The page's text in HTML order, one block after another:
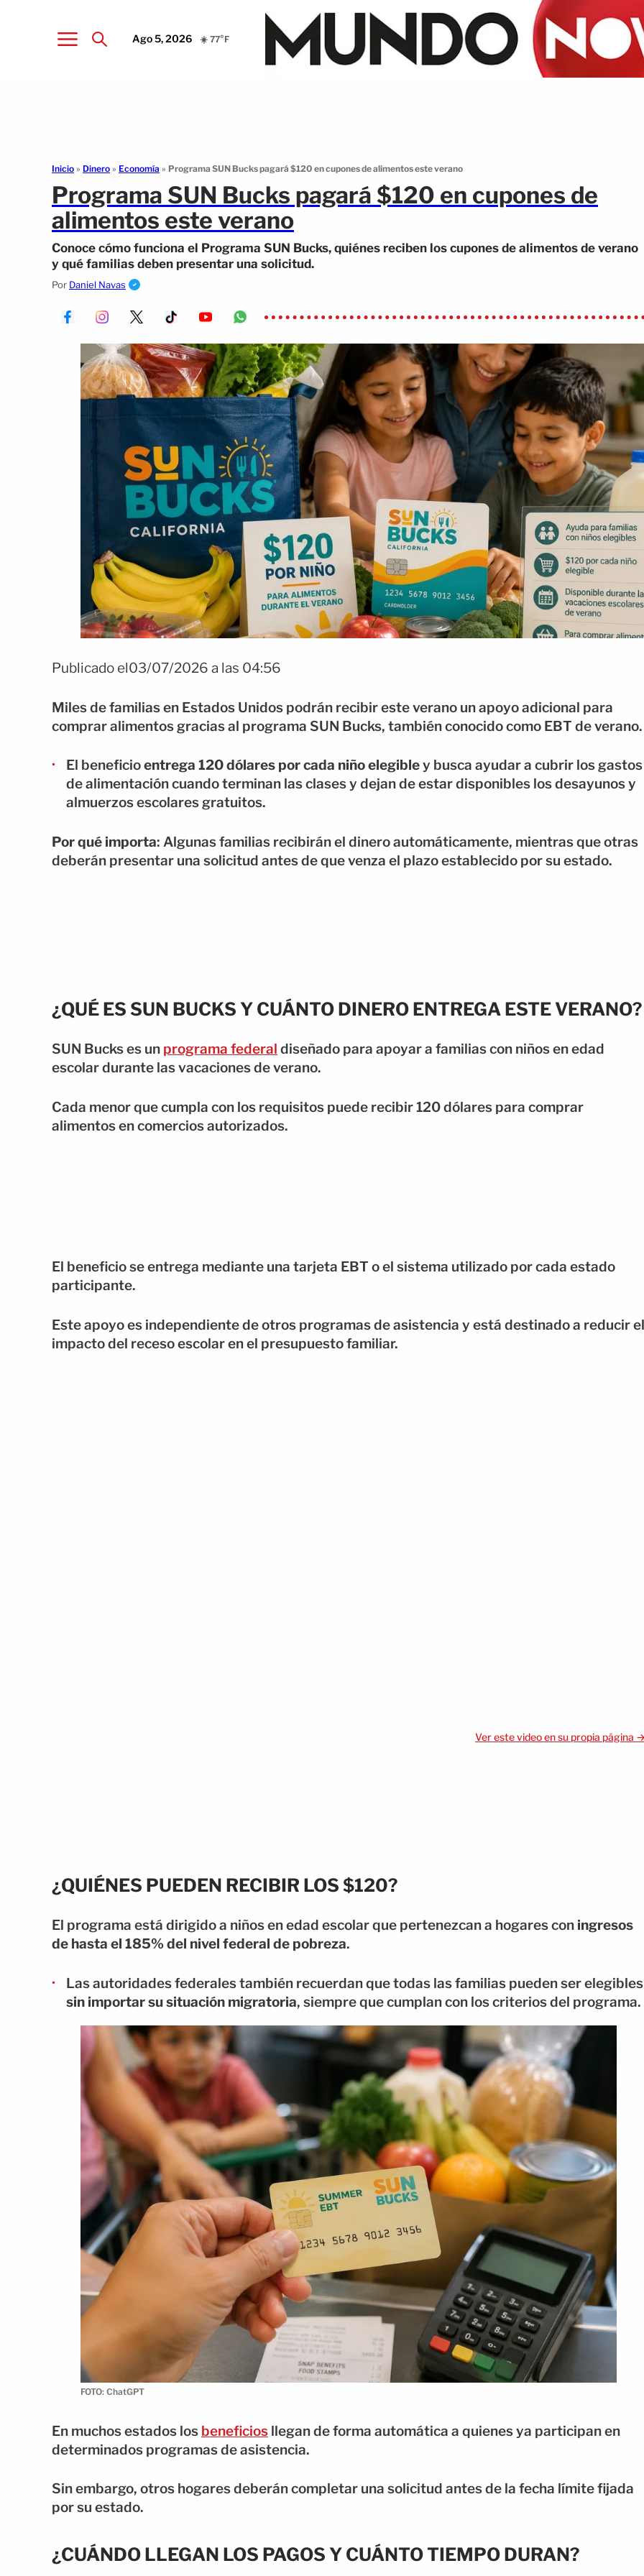
Ago 5, 2026 ☀️ 77°F
Inicio » Dinero » Economía » Programa SUN Bucks pagará $120 en cupones de alimentos este verano
Programa SUN Bucks pagará $120 en cupones de
alimentos este verano
Conoce cómo funciona el Programa SUN Bucks, quiénes reciben los cupones de alimentos de verano
y qué familias deben presentar una solicitud.
Por Daniel Navas
Publicado el03/07/2026 a las 04:56
Miles de familias en Estados Unidos podrán recibir este verano un apoyo adicional para
comprar alimentos gracias al programa SUN Bucks, también conocido como EBT de verano.
El beneficioentrega 120 dólares por cada niño elegibley busca ayudar a cubrir los gastos
de alimentación cuando terminan las clases y dejan de estar disponibles los desayunos y
almuerzos escolares gratuitos.
Por qué importa: Algunas familias recibirán el dinero automáticamente, mientras que otras
deberán presentar una solicitud antes de que venza el plazo establecido por su estado.
¿QUÉ ES SUN BUCKS Y CUÁNTO DINERO ENTREGA ESTE VERANO?
SUN Bucks es un programa federal diseñado para apoyar a familias con niños en edad
escolar durante las vacaciones de verano.
Cada menor que cumpla con los requisitos puede recibir 120 dólares para comprar
alimentos en comercios autorizados.
El beneficio se entrega mediante una tarjeta EBT o el sistema utilizado por cada estado
participante.
Este apoyo es independiente de otros programas de asistencia y está destinado a reducir el
impacto del receso escolar en el presupuesto familiar.
Ver este video en su propia página
¿QUIÉNES PUEDEN RECIBIR LOS $120?
El programa está dirigido a niños en edad escolar que pertenezcan a hogares con ingresos
de hasta el 185% del nivel federal de pobreza.
Las autoridades federales también recuerdan que todas las familias pueden ser elegibles
sin importar su situación migratoria, siempre que cumplan con los criterios del programa.
FOTO: ChatGPT
En muchos estados los beneficios llegan de forma automática a quienes ya participan en
determinados programas de asistencia.
Sin embargo, otros hogares deberán completar una solicitud antes de la fecha límite fijada
por su estado.
¿CUÁNDO LLEGAN LOS PAGOS Y CUÁNTO TIEMPO DURAN?